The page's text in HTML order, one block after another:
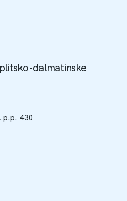
dalmatinske
p.p. 430